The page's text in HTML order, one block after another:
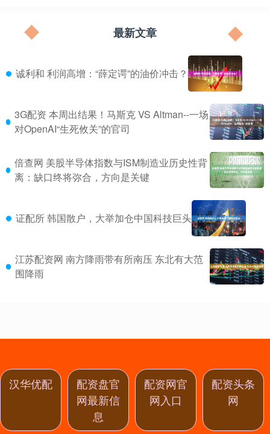
最新文章
诚利和 利润高增：“薛定谔”的油价冲击？
3G配资 本周出结果！马斯克 VS Altman--一场
对OpenAI“生死攸关”的官司
倍查网 美股半导体指数与ISM制造业历史性背
离：缺口终将弥合，方向是关键
证配所 韩国散户，大举加仓中国科技巨头
江苏配资网 南方降雨带有所南压 东北有大范
围降雨
汉华优配
配资盘官
网最新信
息
配资网官
网入口
配资头条
网